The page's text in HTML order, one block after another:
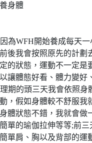
身體
為WFH開始養成每天一
後我會按照原先的計劃
的狀態，運動不一定是
讓體態好看、體力變好
期的頭三天我會依照身
，假如身體較不舒服我
體狀態不錯，我就會做
單的瑜伽拉伸等等;前三
單肩、胸以及背部的運